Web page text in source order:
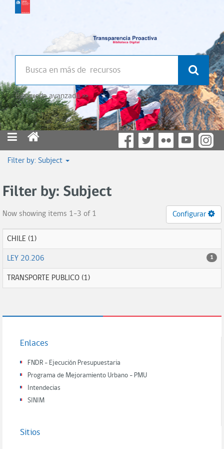
Búsqueda avanzada >>
Filter by: Subject
Filter by: Subject
Now showing items 1-3 of 1 Configurar
CHILE (1)
LEY 20.206 1
TRANSPORTE PUBLICO (1)
Enlaces
FNDR - Ejecución Presupuestaria
Programa de Mejoramiento Urbano - PMU
Intendecias
SINIM
Sitios